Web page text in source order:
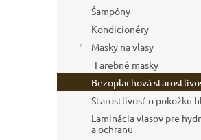
Šampóny
Kondicionéry
Masky na vlasy
Farebné masky
Bezoplachová
Starostlivosť o pokožku
Laminácia vlasov pre
a ochranu